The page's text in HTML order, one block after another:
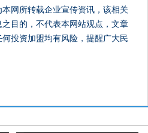
本网所转载企业宣传资讯，该相关
目的，不代表本网站观点，文章
投资加盟均有风险，提醒广大民